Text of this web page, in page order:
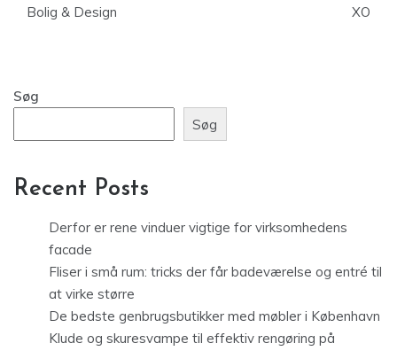
Bolig & Design
XO
Søg
Søg
Recent Posts
Derfor er rene vinduer vigtige for virksomhedens
facade
Fliser i små rum: tricks der får badeværelse og entré til
at virke større
De bedste genbrugsbutikker med møbler i København
Klude og skuresvampe til effektiv rengøring på